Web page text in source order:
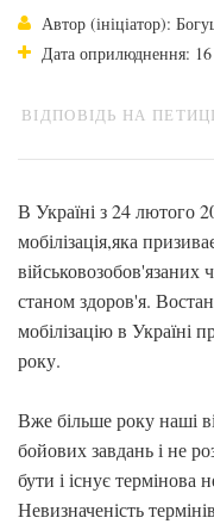
Автор (ініціатор):
Дата оприлюднення: 16
ВІДПОВІДЬ НА
В Україні з 24 лютого
мобілізація,яка
військовозобов'язаних
станом здоров'я.
мобілізацію в Україні
року.
Вже більше року наші
бойових завдань і не
бути і існує термінова
Невизначеність